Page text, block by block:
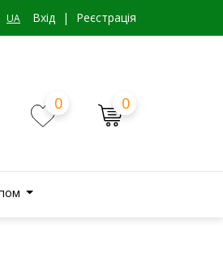
UA Вхiд | Реєстрація
0 0